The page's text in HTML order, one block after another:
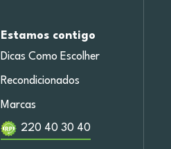
Estamos contigo
Dicas Como Escolher
Recondicionados
Marcas
220 40 30 40